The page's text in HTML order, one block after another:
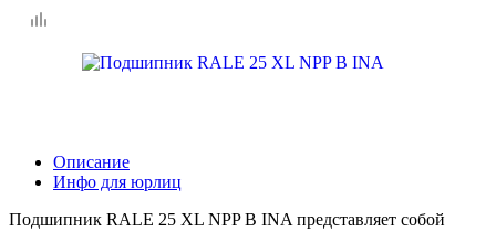
Описание
Инфо для юрлиц
Подшипник RALE 25 XL NPP B INA представляет собой